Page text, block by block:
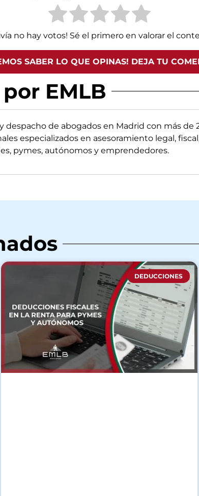
no hay votos! Sé el primero en valorar el
SABER LO QUE OPINAS! DEJA TU
EMLB
despacho de abogados en Madrid con más de
especializados en asesoramiento legal,
pymes, autónomos y emprendedores.
DEDUCCIONES